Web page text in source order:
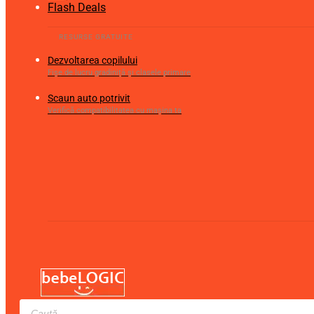
Flash Deals
Dezvoltarea copilului
Fișe de lucru gradiniță și clasele primare
Scaun auto potrivit
Verifică compatibilitatea cu mașina ta
Products